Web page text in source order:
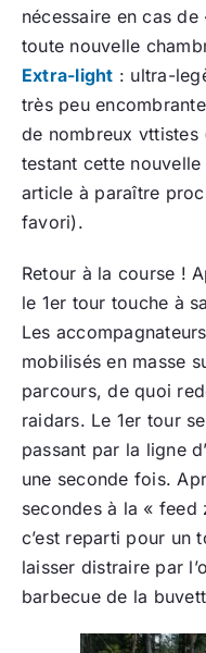
nécessaire en cas
toute nouvelle
Extra-light : ultra-
très peu
de nombreux
testant cette
article à paraître
favori).
Retour à la course !
le 1er tour touche à
Les
mobilisés en masse
parcours, de quoi
raidars. Le 1er tour
passant par la ligne
une seconde fois.
secondes à la «
c’est reparti pour un
laisser distraire par
barbecue de la